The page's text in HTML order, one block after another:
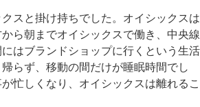
スと掛け持ちでした。オイシックスは
ら朝までオイシックスで働き、中央線
はブランドショップに行くという生活
らず、移動の間だけが睡眠時間でし
忙しくなり、オイシックスは離れるこ